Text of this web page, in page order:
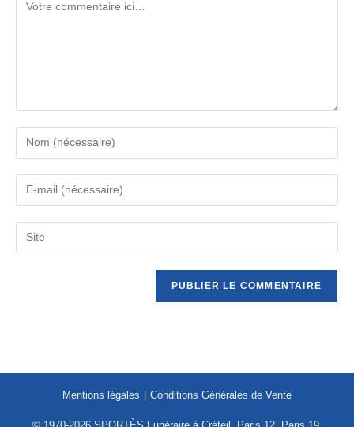
Mentions légales Conditions Générales de Vente